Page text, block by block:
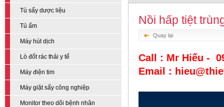
Tủ sấy dược liệu
Tủ ấm
Máy hút dịch
Lò đốt rác thải y tế
Máy điện tim
Máy giặt sấy công nghiệp
Monitor theo dõi bệnh nhân
Nồi hấp tiệt
Quay lại
Call : Mr Hiếu -
Email :